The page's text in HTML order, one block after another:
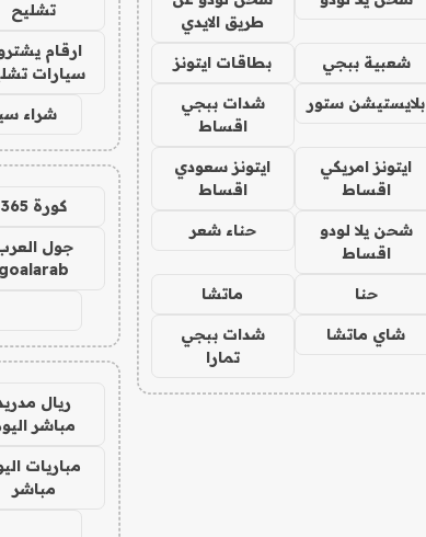
طريق الايدي
شعبية ببجي بطاقات ايتونز
بلايستيشن ستور
شدات ببجي
اقساط
ايتونز امريكي
اقساط
ايتونز سعودي
اقساط
شحن يلا لودو
اقساط
حناء شعر
حنا ماتشا
شاي ماتشا
شدات ببجي
تمارا
تشليح
ارقام
سيارات
شراء
كورة 365
جول
goalarab
ريال
مباشر
مباريات
مباشر